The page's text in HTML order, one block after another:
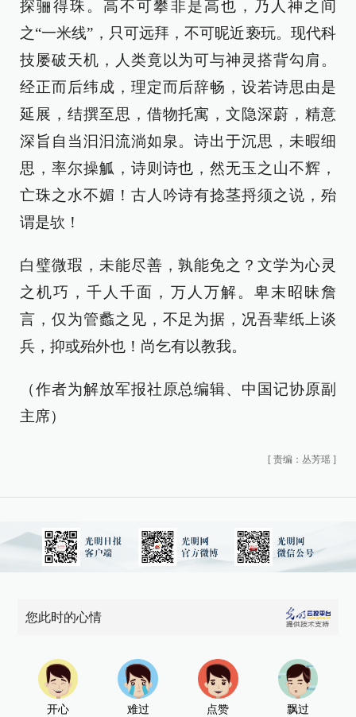
探骊得珠。高不可攀非是高也，乃人神之间
之“一米线”，只可远拜，不可昵近亵玩。现代科
技屡破天机，人类竟以为可与神灵搭背勾肩。
经正而后纬成，理定而后辞畅，设若诗思由是
延展，结撰至思，借物托寓，文隐深蔚，精意
深旨自当汩汩流淌如泉。诗出于沉思，未暇细
思，率尔操觚，诗则诗也，然无玉之山不辉，
亡珠之水不媚！古人吟诗有捻茎捋须之说，殆
谓是欤！
白璧微瑕，未能尽善，孰能免之？文学为心灵
之机巧，千人千面，万人万解。卑末昭昧詹
言，仅为管蠡之见，不足为据，况吾辈纸上谈
兵，抑或殆外也！尚乞有以教我。
（作者为解放军报社原总编辑、中国记协原副
主席）
[ 责编：丛芳瑶 ]
您此时的心情
开心 难过 点赞 飘过